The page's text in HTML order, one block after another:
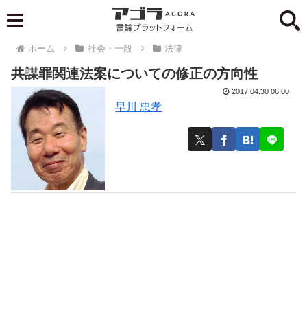
ホーム 社会・一般 法律
共謀罪関連法案についての修正の方向性
早川 忠孝
2017.04.30 06:00